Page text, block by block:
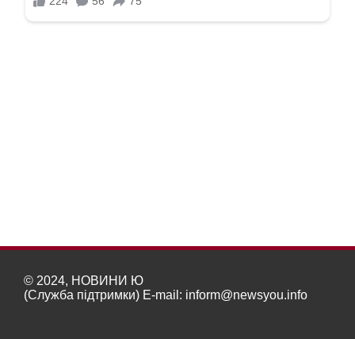
© 2024, НОВИНИ Ю
(Служба підтримки) E-mail: inform@newsyou.info